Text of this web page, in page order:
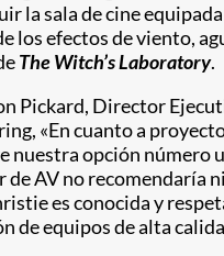
la sala de cine
los efectos de viento,
The Witch’s Laboratory.
Pickard, Director
«En cuanto a
nuestra opción número
de AV no recomendaría
es conocida y
de equipos de alta